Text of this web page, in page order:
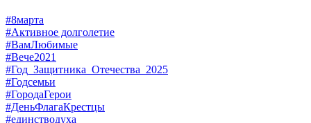
#8марта
#Активное долголетие
#ВамЛюбимые
#Вече2021
#Год_Защитника_Отечества_2025
#Годсемьи
#ГородаГерои
#ДеньФлагаКрестцы
#единстводуха